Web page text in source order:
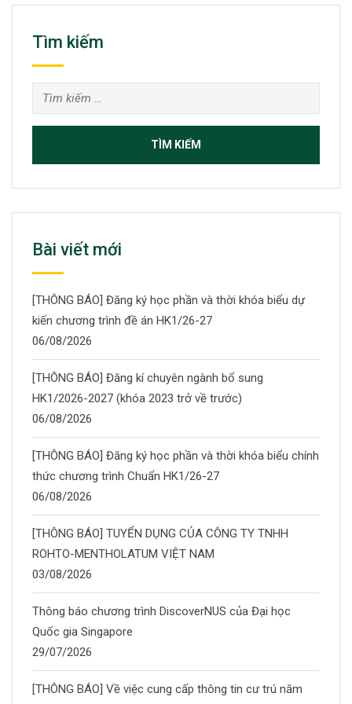
Tìm kiếm
Tìm
kiếm
Bài viết mới
[THÔNG BÁO] Đăng ký học phần và thời khóa biểu dự
kiến chương trình đề án HK1/26-27
06/08/2026
[THÔNG BÁO] Đăng kí chuyên ngành bổ sung
HK1/2026-2027 (khóa 2023 trở về trước)
06/08/2026
[THÔNG BÁO] Đăng ký học phần và thời khóa biểu chính
thức chương trình Chuẩn HK1/26-27
06/08/2026
[THÔNG BÁO] TUYỂN DỤNG CỦA CÔNG TY TNHH
ROHTO-MENTHOLATUM VIỆT NAM
03/08/2026
Thông báo chương trình DiscoverNUS của Đại học
Quốc gia Singapore
29/07/2026
[THÔNG BÁO] Về việc cung cấp thông tin cư trú năm